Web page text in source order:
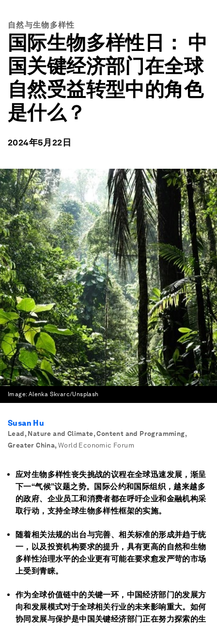
自然与生物多样性
国际生物多样性日： 中
国关键经济部门在全球
自然受益转型中的角色
是什么？
2024年5月22日
Image: Alenka Skvarc/Unsplash
Susan Hu
Lead, Nature and Climate, Content and Programming,
Greater China, World Economic Forum
应对生物多样性丧失挑战的议程在全球迅速发展，渐呈
下一“气候”议题之势。国际公约和国际组织，越来越多
的政府、企业员工和消费者都在呼吁企业和金融机构采
取行动，支持全球生物多样性框架的实施。
随着相关法规的出台与完善、相关标准的形成并趋于统
一，以及投资机构要求的提升，具有更高的自然和生物
多样性治理水平的企业更有可能在要求愈发严苛的市场
上受到青睐。
作为全球价值链中的关键一环，中国经济部门的发展方
向和发展模式对于全球相关行业的未来影响重大。如何
协同发展与保护是中国关键经济部门正在努力探索的生